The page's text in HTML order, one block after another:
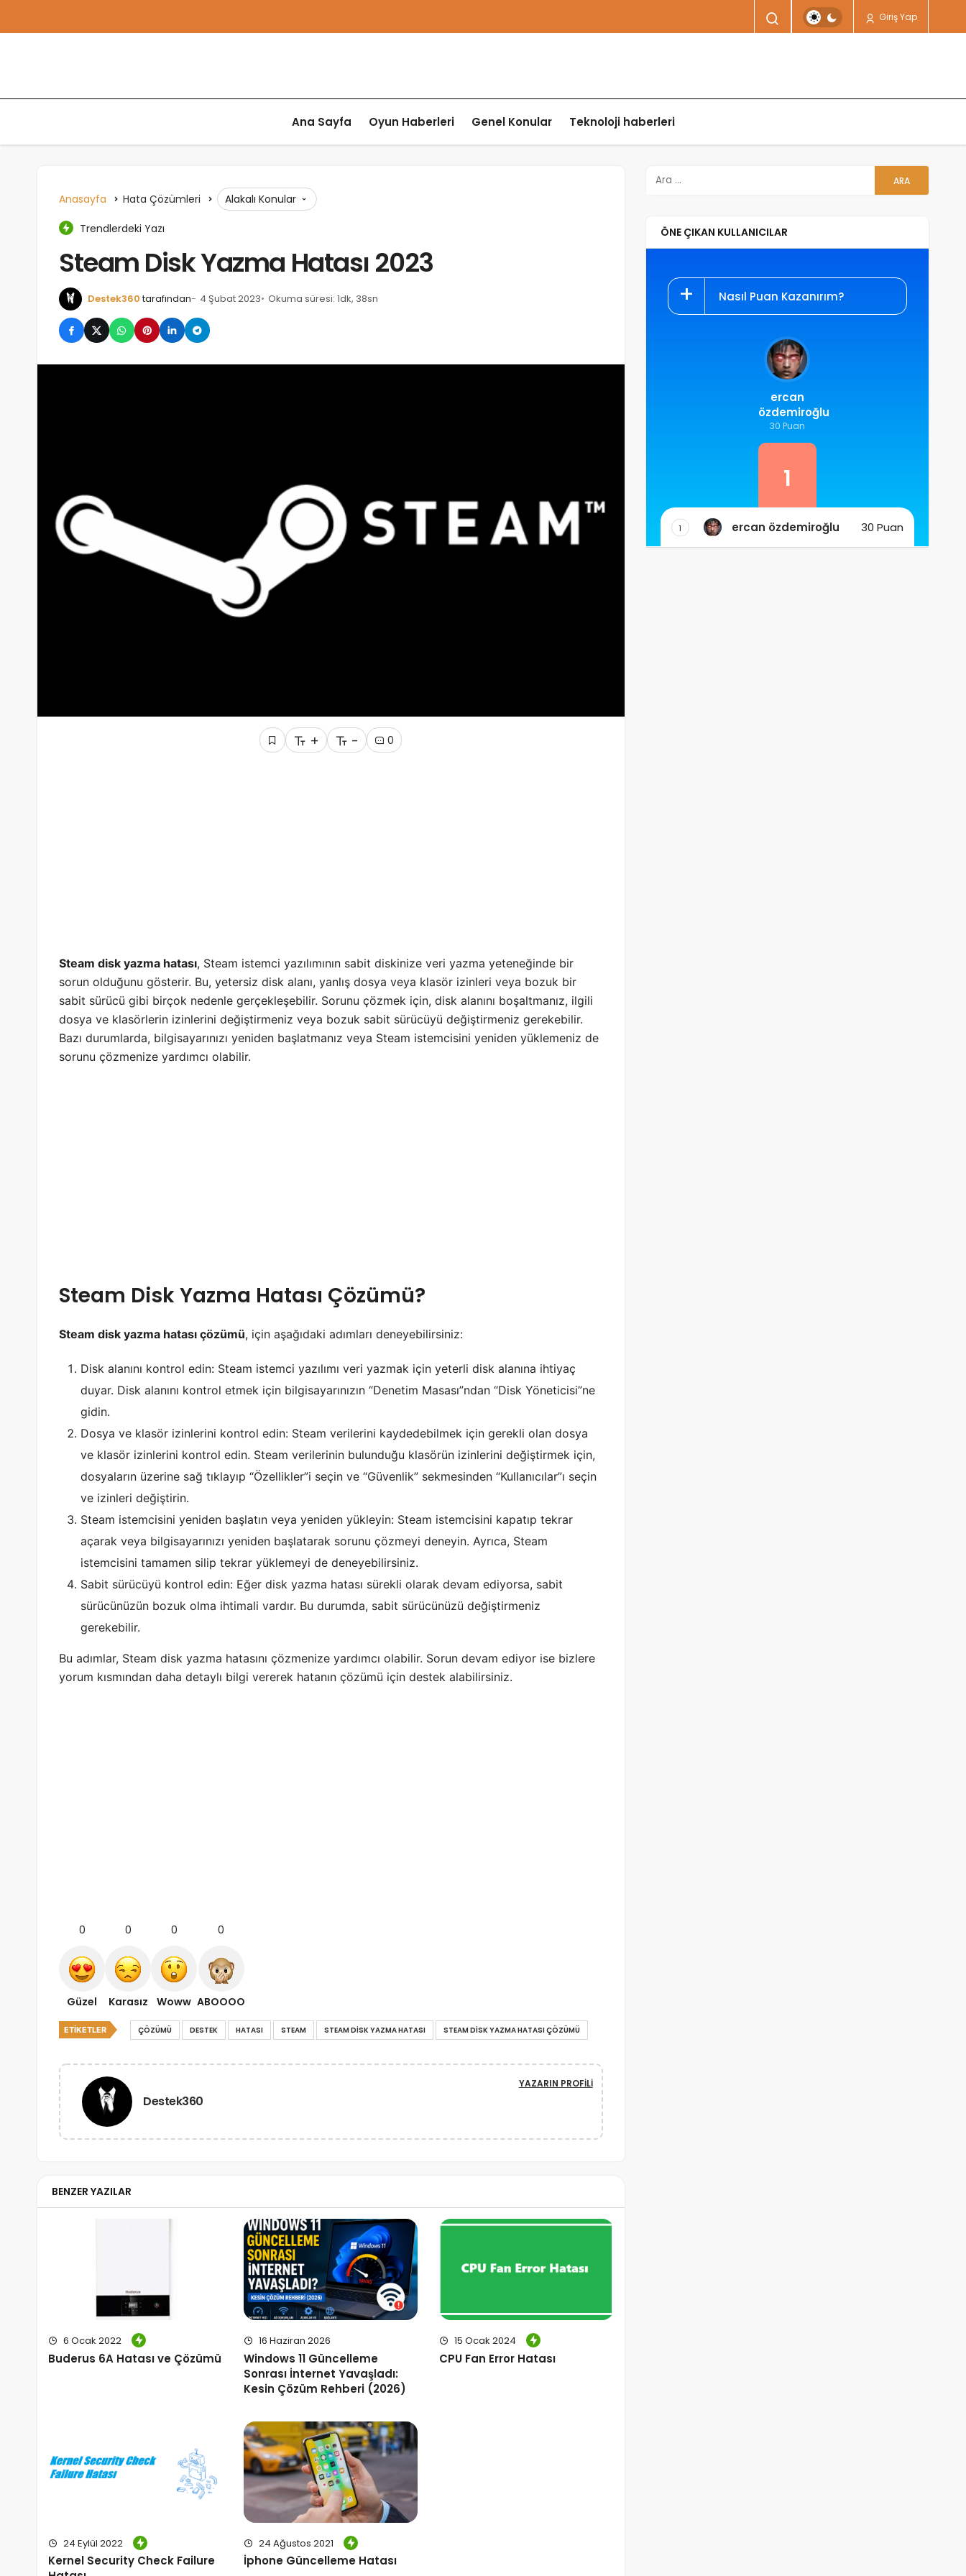
Giriş Yap
Ana Sayfa Oyun Haberleri Genel Konular Teknoloji haberleri
Anasayfa Hata Çözümleri Alakalı Konular
Trendlerdeki Yazı
Steam Disk Yazma Hatası 2023
Destek360 tarafından 4 Şubat 2023 Okuma süresi: 1dk, 38sn
+ - 0
Steam disk yazma hatası, Steam istemci yazılımının sabit diskinize veri yazma yeteneğinde bir
sorun olduğunu gösterir. Bu, yetersiz disk alanı, yanlış dosya veya klasör izinleri veya bozuk bir
sabit sürücü gibi birçok nedenle gerçekleşebilir. Sorunu çözmek için, disk alanını boşaltmanız, ilgili
dosya ve klasörlerin izinlerini değiştirmeniz veya bozuk sabit sürücüyü değiştirmeniz gerekebilir.
Bazı durumlarda, bilgisayarınızı yeniden başlatmanız veya Steam istemcisini yeniden yüklemeniz de
sorunu çözmenize yardımcı olabilir.
Steam Disk Yazma Hatası Çözümü?
Steam disk yazma hatası çözümü, için aşağıdaki adımları deneyebilirsiniz:
Disk alanını kontrol edin: Steam istemci yazılımı veri yazmak için yeterli disk alanına ihtiyaç
duyar. Disk alanını kontrol etmek için bilgisayarınızın “Denetim Masası”ndan “Disk Yöneticisi”ne
gidin.
Dosya ve klasör izinlerini kontrol edin: Steam verilerini kaydedebilmek için gerekli olan dosya
ve klasör izinlerini kontrol edin. Steam verilerinin bulunduğu klasörün izinlerini değiştirmek için,
dosyaların üzerine sağ tıklayıp “Özellikler”i seçin ve “Güvenlik” sekmesinden “Kullanıcılar”ı seçin
ve izinleri değiştirin.
Steam istemcisini yeniden başlatın veya yeniden yükleyin: Steam istemcisini kapatıp tekrar
açarak veya bilgisayarınızı yeniden başlatarak sorunu çözmeyi deneyin. Ayrıca, Steam
istemcisini tamamen silip tekrar yüklemeyi de deneyebilirsiniz.
Sabit sürücüyü kontrol edin: Eğer disk yazma hatası sürekli olarak devam ediyorsa, sabit
sürücünüzün bozuk olma ihtimali vardır. Bu durumda, sabit sürücünüzü değiştirmeniz
gerekebilir.
Bu adımlar, Steam disk yazma hatasını çözmenize yardımcı olabilir. Sorun devam ediyor ise bizlere
yorum kısmından daha detaylı bilgi vererek hatanın çözümü için destek alabilirsiniz.
0
Güzel
0
Karasız
0
Woww
0
ABOOOO
ETIKETLER ÇÖZÜMÜ DESTEK HATASI STEAM STEAM DISK YAZMA HATASI STEAM DISK YAZMA HATASI ÇÖZÜMÜ
Destek360
YAZARIN PROFILI
BENZER YAZILAR
6 Ocak 2022
Buderus 6A Hatası ve Çözümü
16 Haziran 2026
Windows 11 Güncelleme
Sonrası İnternet Yavaşladı:
Kesin Çözüm Rehberi (2026)
15 Ocak 2024
CPU Fan Error Hatası
24 Eylül 2022
Kernel Security Check Failure
24 Ağustos 2021
İphone Güncelleme Hatası
ÖNE ÇIKAN KULLANICILAR
Nasıl Puan Kazanırım?
ercan
özdemiroğlu
30 Puan
1
1 ercan özdemiroğlu 30 Puan